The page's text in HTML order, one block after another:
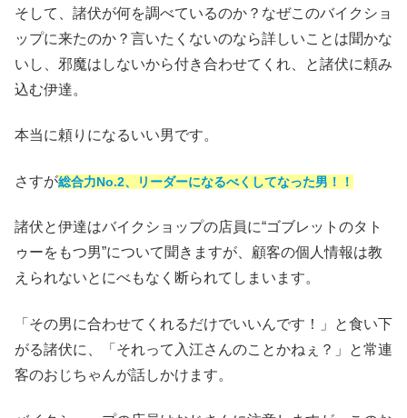
そして、諸伏が何を調べているのか？なぜこのバイクショ
ップに来たのか？言いたくないのなら詳しいことは聞かな
いし、邪魔はしないから付き合わせてくれ、と諸伏に頼み
込む伊達。
本当に頼りになるいい男です。
さすが総合力No.2、リーダーになるべくしてなった男！！
諸伏と伊達はバイクショップの店員に“ゴブレットのタト
ゥーをもつ男”について聞きますが、顧客の個人情報は教
えられないとにべもなく断られてしまいます。
「その男に合わせてくれるだけでいいんです！」と食い下
がる諸伏に、「それって入江さんのことかねぇ？」と常連
客のおじちゃんが話しかけます。